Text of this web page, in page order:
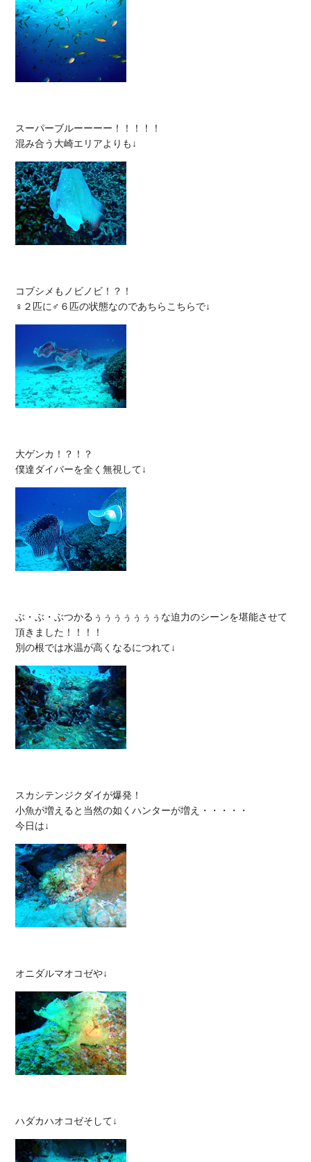
スーパーブルーーーー！！！！！
コブシメもノビノビ！？！
大ゲンカ！？！？
ぶ・ぶ・ぶつかるぅぅぅぅぅぅぅな迫力のシーンを堪能させて
頂きました！！！！
スカシテンジクダイが爆発！
小魚が増えると当然の如くハンターが増え・・・・・